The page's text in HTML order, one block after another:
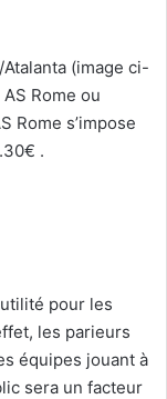
(image ci-
Rome ou
Rome s’impose
.
pour les
les parieurs
équipes jouant à
sera un facteur